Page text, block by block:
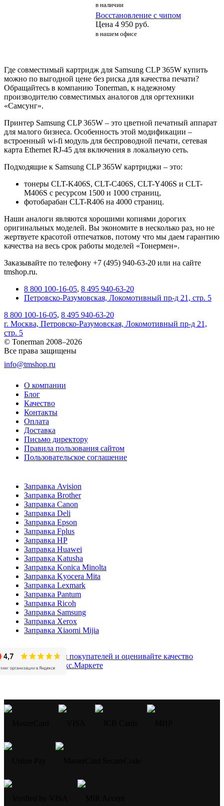
в наличии
Восстановление с чипом
Цена 4 950 руб.
в нашем офисе
Где совместимый картридж для Samsung CLP 365W купить
можно по выгодной цене без риска для качества печати?
Обращайтесь в компанию Tonerman, к надежному
производителю совместимых аналогов для оргтехники
«Самсунг».
Принтер Samsung CLP 365W – это цветной печатный аппарат
для малого бизнеса. Особенность этой модификации –
встроенный wi-fi модуль для беспроводной печати, сетевая
карта Ethernet RJ-45 для включения в локальную сеть.
Подходящие к Samsung CLP 365W картриджи – это:
тонеры CLT-K406S, CLT-C406S, CLT-Y406S и CLT-
M406S с ресурсом 1500 и 1000 страниц,
фотобарабан CLT-R406 на 4000 страниц.
Наши аналоги являются хорошими копиями дорогих
оригинальных моделей. Вы экономите в несколько раз, но не
жертвуете красотой отпечатков, потому что мы даем гарантию
качества на весь срок работы моделей «Тонермен».
Заказывайте по телефону +7 (495) 940-63-20 или на сайте
tmshop.ru.
8 800 100-16-05, 8 495 940-63-20
Петровско-Разумовская, Локомотивный пр-д 21, стр. 5
8 800 100-16-05, 8 495 940-63-20
г. Москва, Петровско-Разумовская, Локомотивный пр-д 21,
стр. 5
© Tonerman 2008–2026
Все права защищены
info@tmshop.ru
О компании
Блог
Качество
Контакты
Оплата
Доставка
Письмо директору
Правила пользования сайтом
Пользовательское соглашение
Заправка Avision
Заправка Brother
Заправка Canon
Заправка Deli
Заправка Epson
Заправка Fplus
Заправка HP
Заправка Huawei
Заправка Katusha
Заправка Konica Minolta
Заправка Kyocera Mita
Заправка Lexmark
Заправка Pantum
Заправка Ricoh
Заправка Samsung
Заправка Xerox
Заправка Xiaomi Mijia